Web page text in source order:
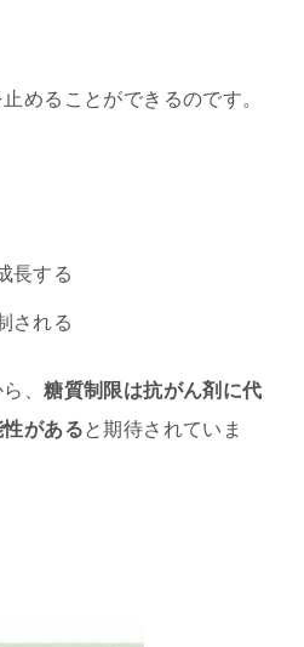
めることができるのです。
長する
される
ら、糖質制限は抗がん剤に代
があると期待されていま